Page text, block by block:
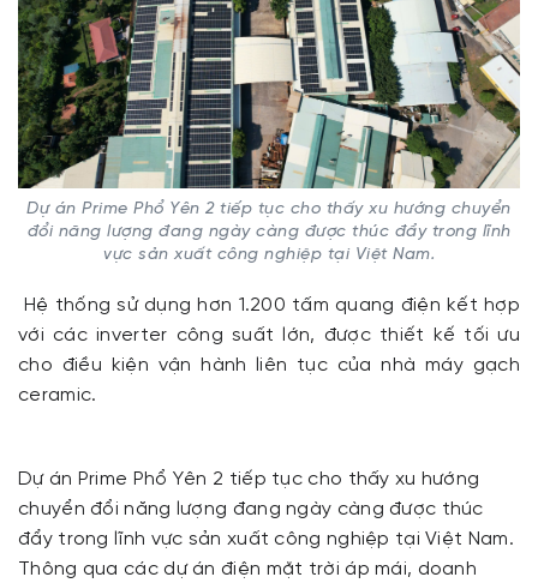
Dự án Prime Phổ Yên 2 tiếp tục cho thấy xu hướng chuyển
đổi năng lượng đang ngày càng được thúc đẩy trong lĩnh
vực sản xuất công nghiệp tại Việt Nam.
Hệ thống sử dụng hơn 1.200 tấm quang điện kết hợp
với các inverter công suất lớn, được thiết kế tối ưu
cho điều kiện vận hành liên tục của nhà máy gạch
ceramic.
Dự án Prime Phổ Yên 2 tiếp tục cho thấy xu hướng
chuyển đổi năng lượng đang ngày càng được thúc
đẩy trong lĩnh vực sản xuất công nghiệp tại Việt Nam.
Thông qua các dự án điện mặt trời áp mái, doanh